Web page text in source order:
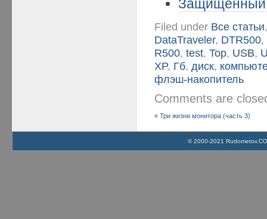
Защищенный
Filed under Все статьи
DataTraveler, DTR500,
R500,test,Top, USB,
XP, Гб,диск,
флэш-накопитель
Comments are
«Три жизни монитора (часть 3)
© 2000-2021